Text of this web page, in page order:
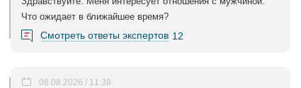
Что ожидает в ближайшее время?
Смотреть ответы экспертов 12
08.08.2026 / 11:38